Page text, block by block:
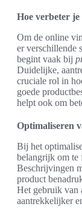
Hoe verbeter
Om de online
er verschillende
begint vaak bij
Duidelijke,
cruciale rol in
goede
helpt ook om
Optimaliseren
Bij het
belangrijk om te
Beschrijvingen
product
Het gebruik van
aantrekkelijker